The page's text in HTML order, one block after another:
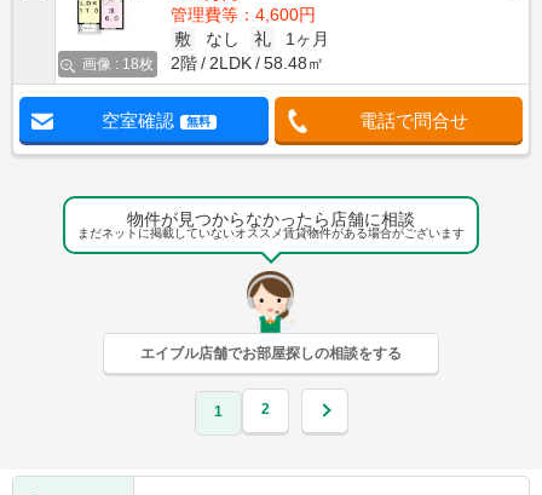
画像 : 18枚
管理費等：4,600円
敷
なし 礼
1ヶ月
2階
2LDK 58.48㎡
空室確認 無料 電話で問合せ
物件が見つからなかったら店舗に相談
まだネットに掲載していないオススメ賃貸物件がある場合がございます
エイブル店舗でお部屋探しの相談をする
1 2